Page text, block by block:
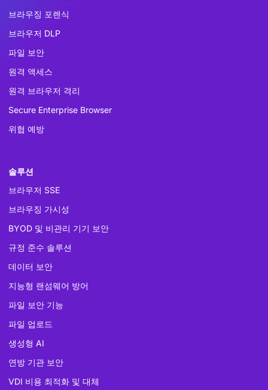
브라우징 포렌식
브라우저 DLP
파일 보안
원격 액세스
원격 브라우저 격리
Secure Enterprise Browser
위협 예방
솔루션
브라우저 SSE
브라우징 가시성
BYOD 및 비관리 기기 보안
규정 준수 솔루션
데이터 보안
지능형 랜섬웨어 방어
파일 보안 기능
파일 업로드
생성형 AI
연방 기관 보안
VDI 비용 최적화 및 대체